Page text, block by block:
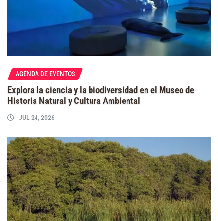
AGENDA DE EVENTOS
Explora la ciencia y la biodiversidad en el Museo de
Historia Natural y Cultura Ambiental
JUL 24, 2026